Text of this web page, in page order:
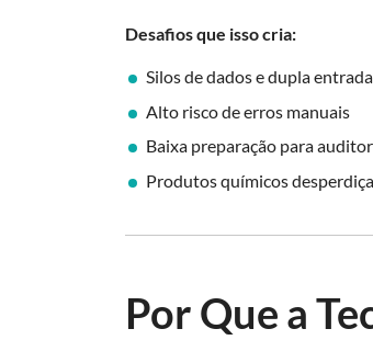
Desafios que isso cria:
Silos de dados e dupla entrada
Alto risco de erros manuais
Baixa preparação para
Produtos químicos
Por Que a